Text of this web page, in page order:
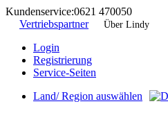
Kundenservice:0621 470050
Vertriebspartner
Über Lindy
Login
Registrierung
Service-Seiten
Land/ Region auswählen